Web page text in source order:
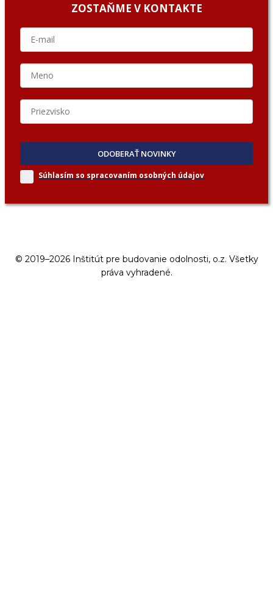
ZOSTAŇME V KONTAKTE
ODOBERAŤ NOVINKY
Súhlasím so spracovaním osobných údajov
© 2019–2026 Inštitút pre budovanie odolnosti, o.z. Všetky
práva vyhradené.